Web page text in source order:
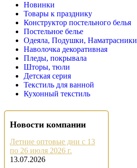
Новинки
Товары к празднику
Конструктор постельного белья
Постельное белье
Одеяла, Подушки, Наматрасники
Наволочка декоративная
Пледы, покрывала
Шторы, тюли
Детская серия
Текстиль для ванной
Кухонный текстиль
Новости компании
Летние оптовые дни с 13
по 26 июля 2026 г.
13.07.2026